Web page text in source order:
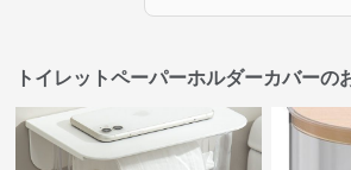
トイレットペーパーホルダーカバーの